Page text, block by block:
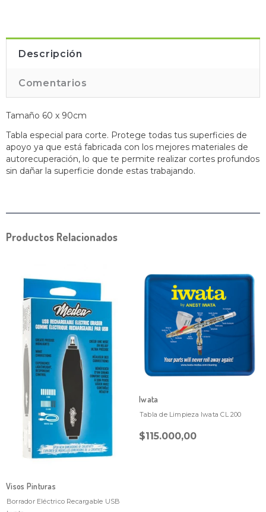
Descripción
Comentarios
Tamaño 60 x 90cm
Tabla especial para corte. Protege todas tus superficies de
apoyo ya que está fabricada con los mejores materiales de
autorecuperación, lo que te permite realizar cortes profundos
sin dañar la superficie donde estas trabajando.
Productos Relacionados
Visos Pinturas
Borrador Eléctrico Recargable USB
Iwata
Tabla de Limpieza Iwata CL 200
$115.000,00